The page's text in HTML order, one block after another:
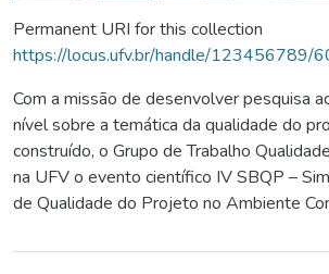
Permanent URI for this collection
https://locus.ufv.br/handle/123456789/
Com a missão de desenvolver pesquisa
nível sobre a temática da qualidade do
construído, o Grupo de Trabalho
na UFV o evento científico IV SBQP –
de Qualidade do Projeto no Ambiente